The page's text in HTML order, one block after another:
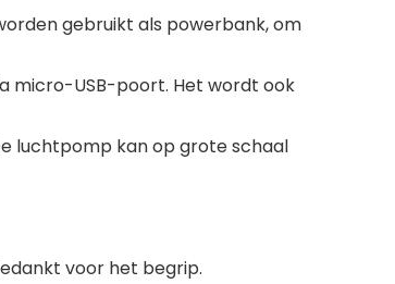
gebruikt als powerbank, om
micro-USB-poort. Het wordt ook
luchtpomp kan op grote schaal
voor het begrip.